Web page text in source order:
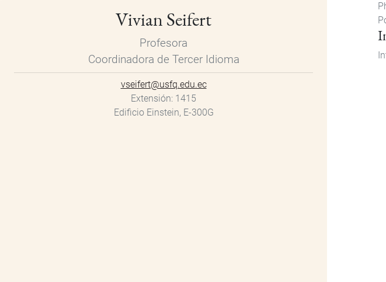
Vivian Seifert
Profesora
Coordinadora de Tercer Idioma
vseifert@usfq.edu.ec
Extensión 1415
Edificio Einstein, E-300G